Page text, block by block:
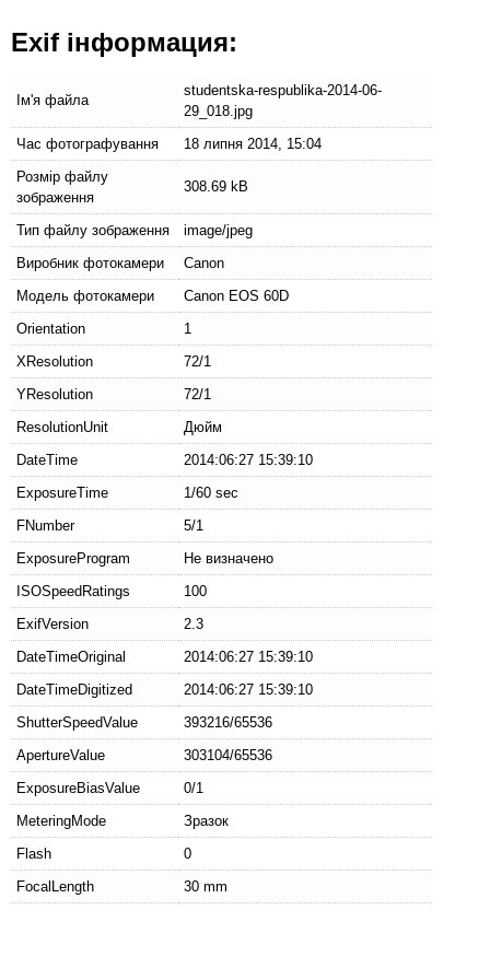
Exif інформация:
Ім'я файла
studentska-respublika-2014-06-
29_018.jpg
Час фотографування
18 липня 2014, 15:04
Розмір файлу
зображення
308.69 kB
Тип файлу зображення
image/jpeg
Виробник фотокамери
Canon
Модель фотокамери
Canon EOS 60D
Orientation
1
XResolution
72/1
YResolution
72/1
ResolutionUnit
Дюйм
DateTime
2014:06:27 15:39:10
ExposureTime
1/60 sec
FNumber
5/1
ExposureProgram
Не визначено
ISOSpeedRatings
100
ExifVersion
2.3
DateTimeOriginal
2014:06:27 15:39:10
DateTimeDigitized
2014:06:27 15:39:10
ShutterSpeedValue
393216/65536
ApertureValue
303104/65536
ExposureBiasValue
0/1
MeteringMode
Зразок
Flash
0
FocalLength
30 mm